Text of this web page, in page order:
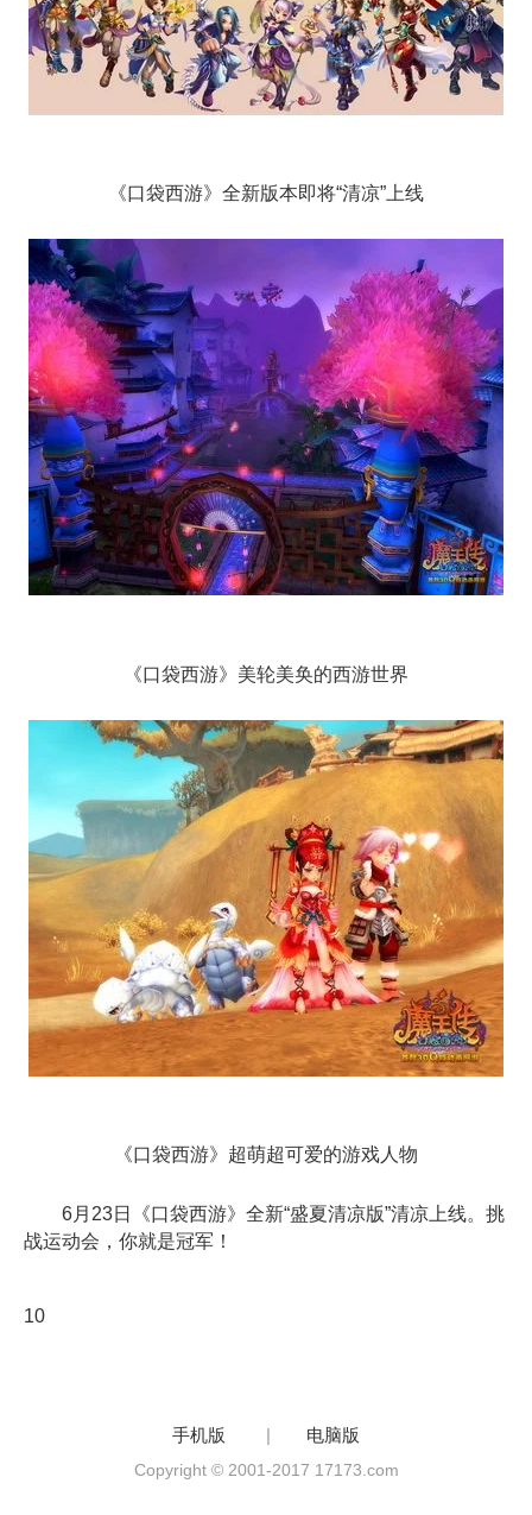
《口袋西游》全新版本即将“清凉”上线
《口袋西游》美轮美奂的西游世界
《口袋西游》超萌超可爱的游戏人物
6月23日《口袋西游》全新“盛夏清凉版”清凉上线。挑
战运动会，你就是冠军！
10
手机版 | 电脑版
Copyright © 2001-2017 17173.com